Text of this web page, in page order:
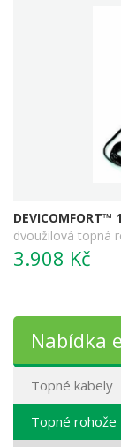
DEVICOMFORT™
dvoužilová topná
3.908 Kč
Nabídka
Topné kabely
Topné rohože